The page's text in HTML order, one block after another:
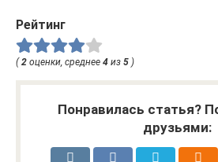
Рейтинг
(2 оценки, среднее 4 из 5 )
Понравилась статья?
друзьями: